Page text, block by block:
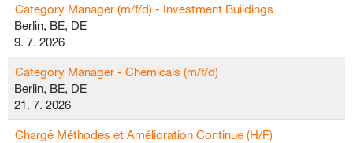
Category Manager (m/f/d) - Investment Buildings
Berlin, BE, DE
9. 7. 2026
Category Manager - Chemicals (m/f/d)
Berlin, BE, DE
21. 7. 2026
Chargé Méthodes et Amélioration Continue (H/F)